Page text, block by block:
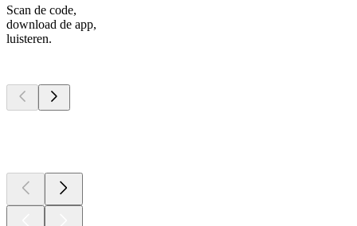
Scan de code,
download de app,
luisteren.